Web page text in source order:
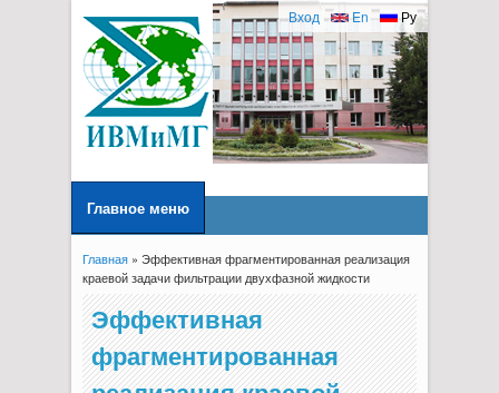
Ру
En
Вход
Главное меню
Вы здесь
Главная» Эффективная фрагментированная реализация
краевой задачи фильтрации двухфазной жидкости
Эффективная
фрагментированная